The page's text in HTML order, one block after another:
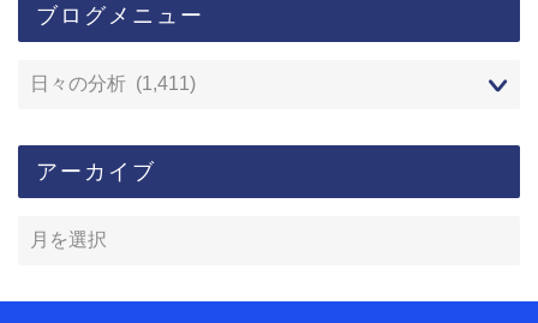
ブログメニュー
アーカイブ